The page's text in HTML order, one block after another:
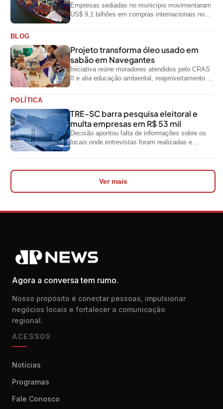
Empresas sediadas no município movimentaram
US$ 9,1 bilhões em compras internacionais no
BLOG
Projeto transforma óleo usado em
sabão em Navegantes
Iniciativa reúne moradores atendidos pelo CRAS
II e alia educação ambiental, reaproveitamento de
POLÍTICA
TRE-SC barra pesquisa eleitoral e
multa empresas em R$ 53 mil
Decisão apontou falta de informações sobre os
locais onde entrevistas foram realizadas e
Ver mais
Agora a conversa tem rumo.
Nosso propósito é conectar pessoas, impulsionar
negócios locais e fortalecer a comunicação
regional.
ACESSOS
Notícias
Programas
Fale Conosco